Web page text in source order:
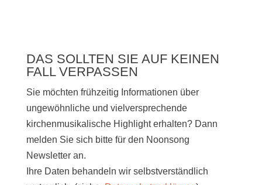
DAS SOLLTEN SIE AUF KEINEN
FALL VERPASSEN
Sie möchten frühzeitig Informationen über
ungewöhnliche und vielversprechende
kirchenmusikalische Highlight erhalten? Dann
melden Sie sich bitte für den Noonsong
Newsletter an.
Ihre Daten behandeln wir selbstverständlich